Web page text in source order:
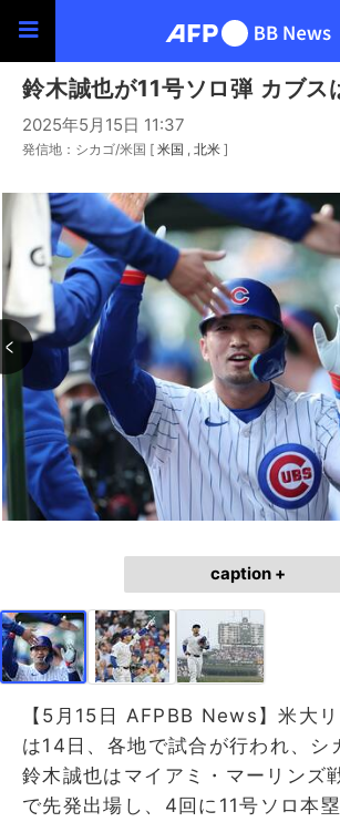
鈴木誠也が11号ソロ弾 カブス
2025年5月15日 11:37
発信地：シカゴ/米国 [ 米国 北米 ]
caption +
【5月15日 AFPBB News】米大リ
は14日、各地で試合が行われ、シ
鈴木誠也はマイアミ・マーリンズ
で先発出場し、4回に11号ソロ本